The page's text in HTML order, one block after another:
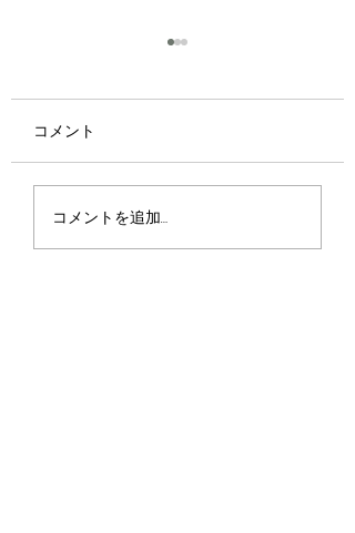
京都・宇治で味わう夏
コメント
コメントを追加…